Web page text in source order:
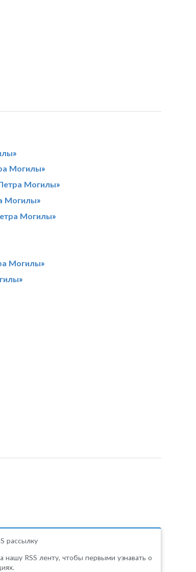
Могилы»
Могилы»
Могилы»
Могилы»
Могилы»
рассылку
нашу RSS ленту, чтобы первыми узнавать о